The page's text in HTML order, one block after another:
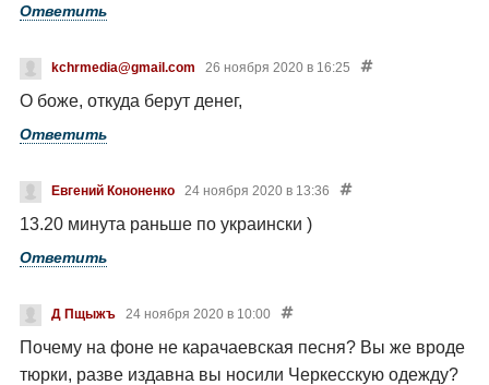
Ответить
kchrmedia@gmail.com 26 ноября 2020 в 16:25
О боже, откуда берут денег,
Ответить
Евгений Кононенко 24 ноября 2020 в 13:36
13.20 минута раньше по украински )
Ответить
Д Пщыжъ 24 ноября 2020 в 10:00
Почему на фоне не карачаевская песня? Вы же вроде
тюрки, разве издавна вы носили Черкесскую одежду?